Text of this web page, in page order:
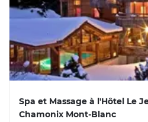
Spa et Massage à l'Hôtel Le
Chamonix Mont-Blanc